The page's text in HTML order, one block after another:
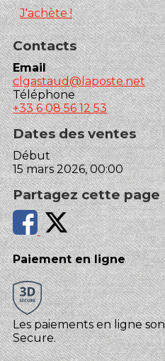
J'achète !
Contacts
Email
clgastaud@laposte.net
Téléphone
+33 6 08 56 12 53
Dates des ventes
Début
15 mars 2026, 00:00
Partagez cette page
Paiement en ligne
Les paiements en ligne
Secure.